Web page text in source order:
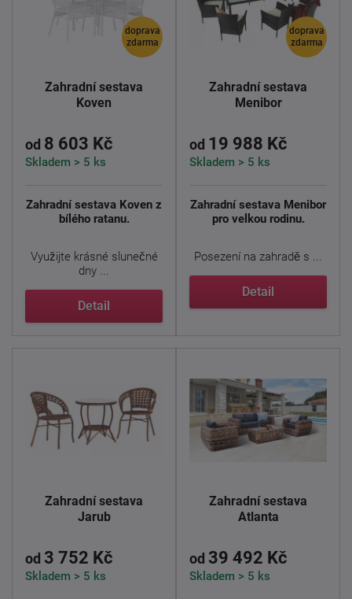
doprava
zdarma
Zahradní sestava
Koven
od 8 603 Kč
Skladem > 5 ks
Zahradní sestava Koven z
bílého ratanu.
Využijte krásné slunečné
dny ...
Detail
doprava
zdarma
Zahradní sestava
Menibor
od 19 988 Kč
Skladem > 5 ks
Zahradní sestava Menibor
pro velkou rodinu.
Posezení na zahradě s ...
Detail
Zahradní sestava
Jarub
od 3 752 Kč
Skladem > 5 ks
Zahradní sestava
Atlanta
od 39 492 Kč
Skladem > 5 ks